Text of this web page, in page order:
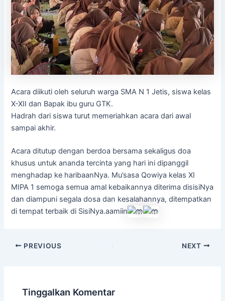
Acara diikuti oleh seluruh warga SMA N 1 Jetis, siswa kelas
X-XII dan Bapak ibu guru GTK.
Hadrah dari siswa turut memeriahkan acara dari awal
sampai akhir.
Acara ditutup dengan berdoa bersama sekaligus doa
khusus untuk ananda tercinta yang hari ini dipanggil
menghadap ke haribaanNya. Mu’sasa Qowiya kelas XI
MIPA 1 semoga semua amal kebaikannya diterima disisiNya
dan diampuni segala dosa dan kesalahannya, ditempatkan
di tempat terbaik di SisiNya.aamiin
PREVIOUS NEXT
Tinggalkan Komentar